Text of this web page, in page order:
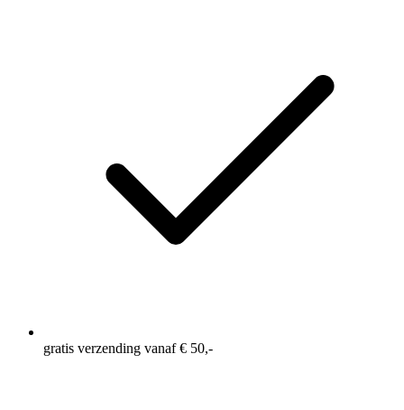
gratis verzending vanaf € 50,-